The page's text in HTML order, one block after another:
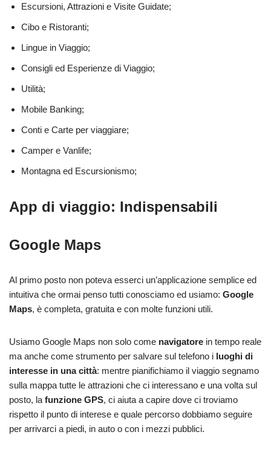
Escursioni, Attrazioni e Visite Guidate;
Cibo e Ristoranti;
Lingue in Viaggio;
Consigli ed Esperienze di Viaggio;
Utilità;
Mobile Banking;
Conti e Carte per viaggiare;
Camper e Vanlife;
Montagna ed Escursionismo;
App di viaggio: Indispensabili
Google Maps
Al primo posto non poteva esserci un’applicazione semplice ed
intuitiva che ormai penso tutti conosciamo ed usiamo: Google
Maps, è completa, gratuita e con molte funzioni utili.
Usiamo Google Maps non solo come navigatore in tempo reale
ma anche come strumento per salvare sul telefono i luoghi di
interesse in una città: mentre pianifichiamo il viaggio segnamo
sulla mappa tutte le attrazioni che ci interessano e una volta sul
posto, la funzione GPS, ci aiuta a capire dove ci troviamo
rispetto il punto di interese e quale percorso dobbiamo seguire
per arrivarci a piedi, in auto o con i mezzi pubblici.